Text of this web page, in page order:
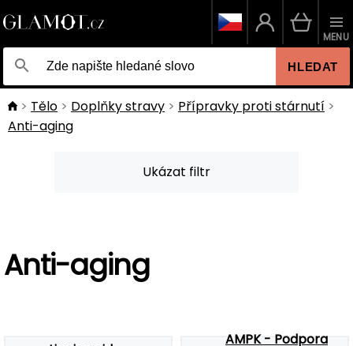
HLEDAT
MENU
Tělo Doplňky stravy
Přípravky proti stárnutí
Anti-aging
Ukázat filtr
Anti-aging
AMPK - Podpora